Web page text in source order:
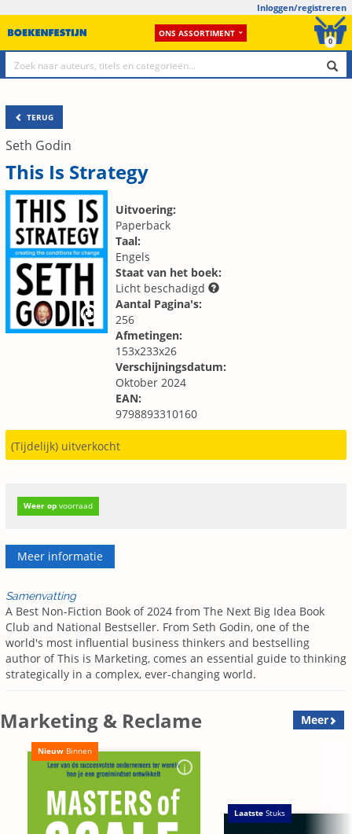
Inloggen/registreren
ONS ASSORTIMENT
0
TERUG
Seth Godin
This Is Strategy
Uitvoering:
Paperback
Taal:
Engels
Staat van het boek:
Licht beschadigd
Aantal Pagina's:
256
Afmetingen:
153x233x26
Verschijningsdatum:
Oktober 2024
EAN:
9798893310160
(Tijdelijk) uitverkocht
Weer op voorraad
Meer informatie
Samenvatting
A Best Non-Fiction Book of 2024 from The Next Big Idea Book
Club and National Bestseller. From Seth Godin, one of the
world's most influential business thinkers and bestselling
author of This is Marketing, comes an essential guide to thinking
strategically in a complex, ever-changing world.
Marketing & Reclame Meer
Nieuw Binnen
Laatste Stuks